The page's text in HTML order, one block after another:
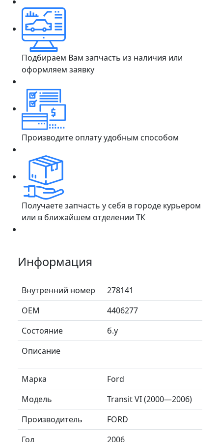
Подбираем Вам запчасть из наличия или
оформляем заявку
Производите оплату удобным способом
Получаете запчасть у себя в городе курьером
или в ближайшем отделении ТК
Информация
Внутренний номер
278141
ОЕМ
4406277
Состояние
б.у
Описание
Марка
Ford
Модель
Transit VI (2000—2006)
Производитель
FORD
Год
2006